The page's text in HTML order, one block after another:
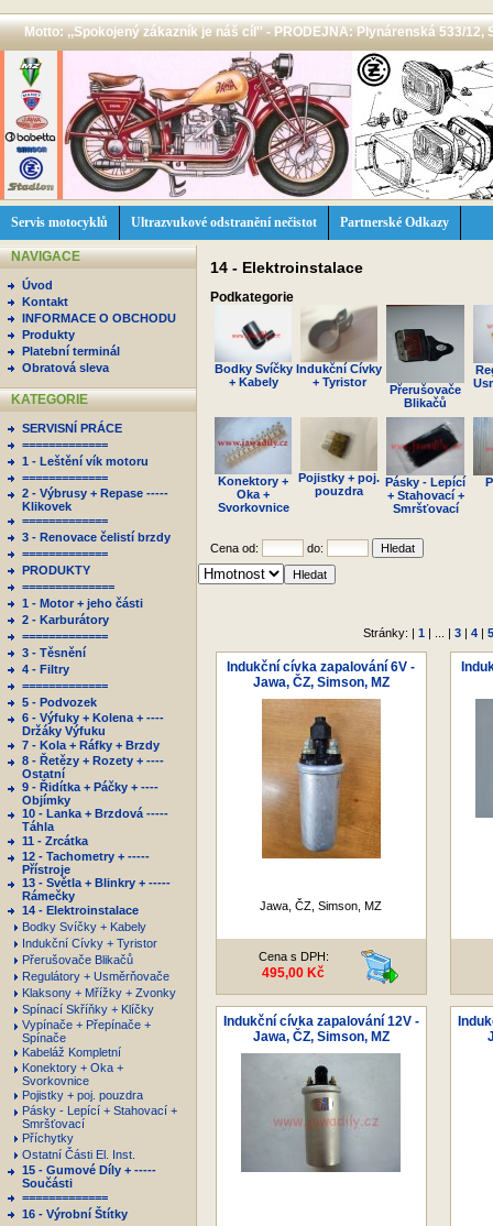
Motto: ,,Spokojený zákazník je náš cíl'' - PRODEJNA: Plynárenská 533/12,
Servis motocyklů Ultrazvukové odstranění nečistot Partnerské Odkazy
NAVIGACE
Úvod
Kontakt
INFORMACE O OBCHODU
Produkty
Platební terminál
Obratová sleva
KATEGORIE
SERVISNÍ PRÁCE
=============
1 - Leštění vík motoru
=============
2 - Výbrusy + Repase -----
Klikovek
=============
3 - Renovace čelistí brzdy
=============
PRODUKTY
==============
1 - Motor + jeho části
2 - Karburátory
=============
3 - Těsnění
4 - Filtry
=============
5 - Podvozek
6 - Výfuky + Kolena + ----
Držáky Výfuku
7 - Kola + Ráfky + Brzdy
8 - Řetězy + Rozety + ----
Ostatní
9 - Řidítka + Páčky + ----
Objímky
10 - Lanka + Brzdová -----
Táhla
11 - Zrcátka
12 - Tachometry + -----
Přístroje
13 - Světla + Blinkry + -----
Rámečky
14 - Elektroinstalace
Bodky Svíčky + Kabely
Indukční Cívky + Tyristor
Přerušovače Blikačů
Regulátory + Usměrňovače
Klaksony + Mřížky + Zvonky
Spínací Skříňky + Klíčky
Vypínače + Přepínače +
Spínače
Kabeláž Kompletní
Konektory + Oka +
Svorkovnice
Pojistky + poj. pouzdra
Pásky - Lepící + Stahovací +
Smršťovací
Příchytky
Ostatní Části El. Inst.
15 - Gumové Díly + -----
Součásti
=============
16 - Výrobní Štítky
14 - Elektroinstalace
Podkategorie
Bodky Svíčky
+ Kabely
Indukční Cívky
+ Tyristor
Přerušovače
Blikačů
Konektory +
Oka +
Svorkovnice
Pojistky + poj.
pouzdra
Pásky - Lepící
+ Stahovací +
Smršťovací
Cena od: do:
Stránky: | 1| ... | 3| 4| 5
Indukční cívka zapalování 6V -
Jawa, ČZ, Simson, MZ
Jawa, ČZ, Simson, MZ
Cena s DPH:
495,00 Kč
Indukční cívka zapalování 12V -
Jawa, ČZ, Simson, MZ